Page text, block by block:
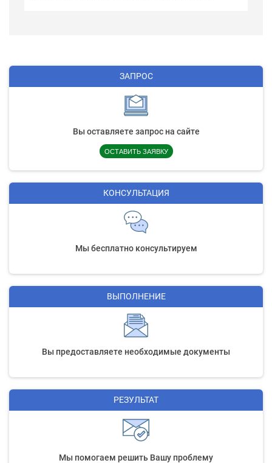
ЗАПРОС
Вы оставляете запрос на сайте
ОСТАВИТЬ ЗАЯВКУ
КОНСУЛЬТАЦИЯ
Мы бесплатно консультируем
ВЫПОЛНЕНИЕ
Вы предоставляете необходимые документы
РЕЗУЛЬТАТ
Мы помогаем решить Вашу проблему